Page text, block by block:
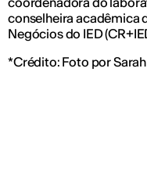
conselheira acadêmica
Negócios do IED
*Crédito: Foto por